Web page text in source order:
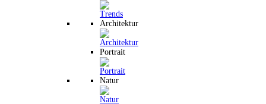
Architektur
Portrait
Natur